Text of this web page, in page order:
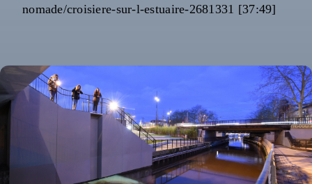
nomade/croisiere-sur-l-estuaire-2681331 [37:49]